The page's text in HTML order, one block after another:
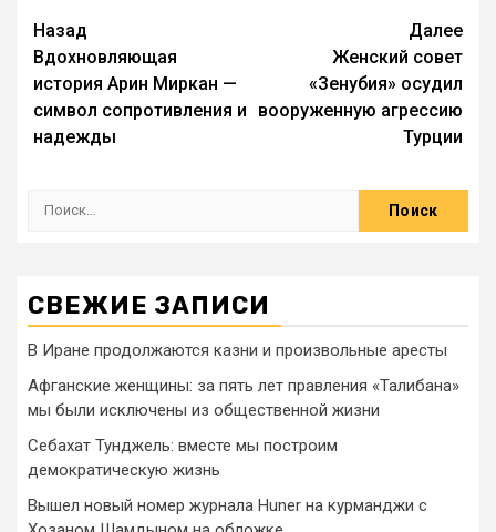
Назад
Вдохновляющая
история Арин Миркан —
символ сопротивления и
надежды
Далее
Женский совет
«Зенубия» осудил
вооруженную агрессию
Турции
СВЕЖИЕ ЗАПИСИ
В Иране продолжаются казни и произвольные аресты
Афганские женщины: за пять лет правления «Талибана»
мы были исключены из общественной жизни
Себахат Тунджель: вместе мы построим
демократическую жизнь
Вышел новый номер журнала Huner на курманджи с